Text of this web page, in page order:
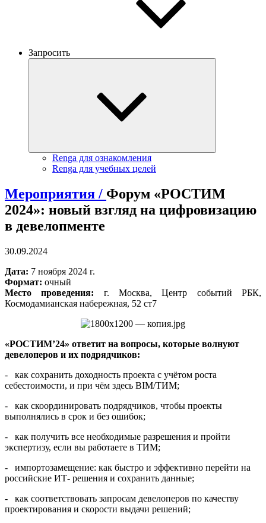
Запросить
Renga для ознакомления
Renga для учебных целей
Мероприятия / Форум «РОСТИМ
2024»: новый взгляд на цифровизацию
в девелопменте
30.09.2024
Дата: 7 ноября 2024 г.
Формат: очный
Место проведения: г. Москва, Центр событий РБК,
Космодамианская набережная, 52 ст7
«РОСТИМ’24» ответит на вопросы, которые волнуют
девелоперов и их подрядчиков:
- как сохранить доходность проекта с учётом роста
себестоимости, и при чём здесь BIM/ТИМ;
- как скоординировать подрядчиков, чтобы проекты
выполнялись в срок и без ошибок;
- как получить все необходимые разрешения и пройти
экспертизу, если вы работаете в ТИМ;
- импортозамещение: как быстро и эффективно перейти на
российские ИТ- решения и сохранить данные;
- как соответствовать запросам девелоперов по качеству
проектирования и скорости выдачи решений;